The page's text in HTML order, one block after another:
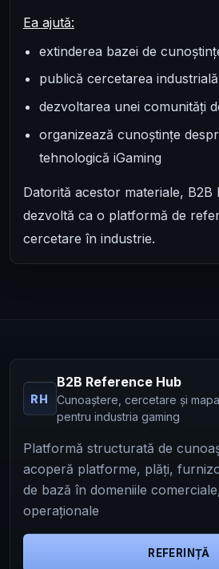
Ea ajută:
extinderea bazei de
publică cercetarea industrială
dezvoltarea unei comunități
organizează cunoștințe
tehnologică iGaming
Datorită acestor materiale, B2B
dezvoltă ca o platformă de
cercetare în industrie.
RH
B2B Reference Hub
Cunoaștere, cercetare și
pentru industria gaming
Platformă structurată de
acoperă platforme, plăți,
de bază în domeniile
operaționale
REFERINȚĂ